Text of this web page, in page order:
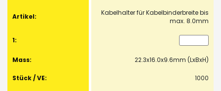
Kabelhalter für Kabelbinderbreite bis
max. 8.0mm
22.3x16.0x9.6mm (LxBxH)
1000